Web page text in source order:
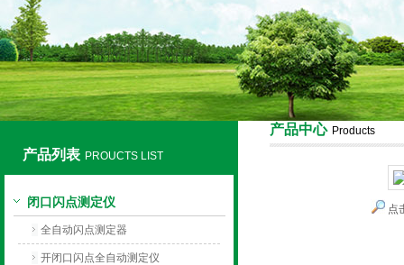
上海旺徐电气有限公司
产品列表 PROUCTS LIST
闭口闪点测定仪
全自动闪点测定器
开闭口闪点全自动测定仪
产品中心 Products
点